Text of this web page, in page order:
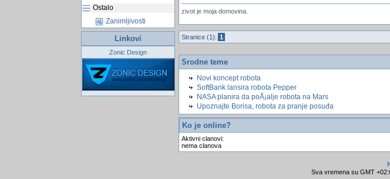
Ostalo
Zanimljivosti
Linkovi
Zonic Design
zivot je moja domovina.
Stranice (1): 1
Srodne teme
Novi koncept robota
SoftBank lansira robota Pepper
NASA planira da poÅ¡alje robota na Mars
Upoznajte Borisa, robota za pranje posuđa
Ko je online?
Aktivni clanovi:
nema clanova
Sva vremena su GMT